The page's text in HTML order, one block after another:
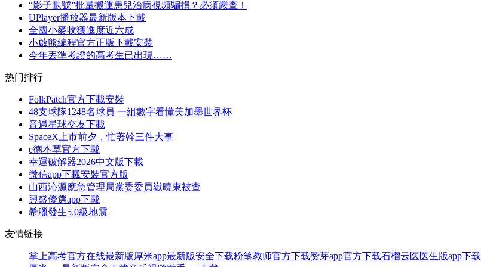
“影子賬號”批量搬運患兒治病視頻騙捐？必須嚴查！
UPlayer播放器最新版本下載
全國小麥收獲進度近六成
小啟熊編程官方正版下載安裝
今年丟準考證的高考生已出現……
热门排行
FolkPatch官方下載安裝
48支球隊1248名球員 一組數字看懂美加墨世界杯
音遇星球交友下載
SpaceX上市前夕，忙著幹三件大事
e德本草官方下載
幸運破解器2026中文版下載
微信app下載安裝官方版
山西沁源應急管理局黨委委員嶽曉東被查
興盛優選app下載
希臘發生5.0級地震
友情链接
掌上高考官方在线最新版 厚米app最新版安全下载粉笔教师官方下载赞芽app官方下载石榴云医医生版app下载